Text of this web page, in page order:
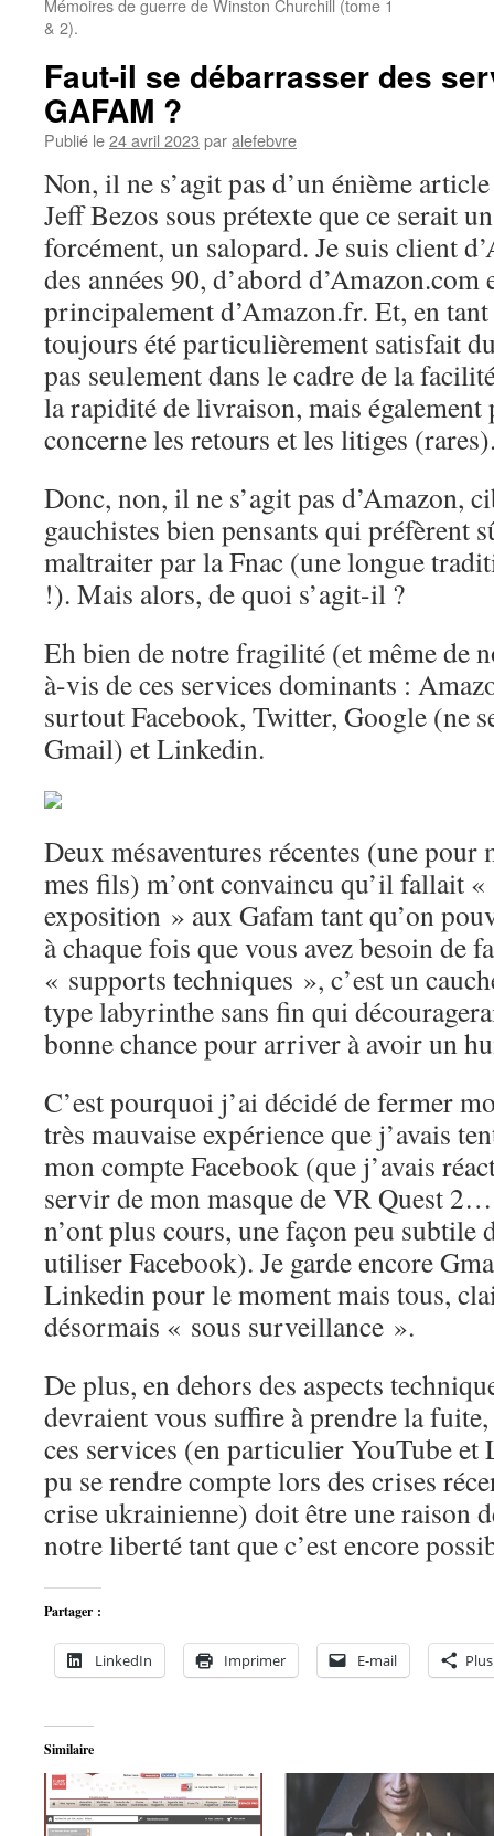
Mémoires de guerre de Winston Churchill (tome 1
& 2).
Faut-il se débarrasser des
GAFAM ?
Publié le24 avril 2023 paralefebvre
Non, il ne s’agit pas d’un énième
Jeff Bezos sous prétexte que ce serait
forcément, un salopard. Je suis client
des années 90, d’abord d’Amazon.com
principalement d’Amazon.fr. Et, en
toujours été particulièrement satisfait
pas seulement dans le cadre de la
la rapidité de livraison, mais
concerne les retours et les litiges
Donc, non, il ne s’agit pas d’Amazon,
gauchistes bien pensants qui préfèrent
maltraiter par la Fnac (une longue
!). Mais alors, de quoi s’agit-il ?
Eh bien de notre fragilité (et même de
à-vis de ces services dominants :
surtout Facebook, Twitter, Google (ne
Gmail) et Linkedin.
Deux mésaventures récentes (une pour
mes fils) m’ont convaincu qu’il fallait
exposition » aux Gafam tant qu’on
à chaque fois que vous avez besoin de
« supports techniques », c’est un
type labyrinthe sans fin qui
bonne chance pour arriver à avoir un
C’est pourquoi j’ai décidé de fermer
très mauvaise expérience que j’avais
mon compte Facebook (que j’avais
servir de mon masque de VR Quest
n’ont plus cours, une façon peu subtile
utiliser Facebook). Je garde encore
Linkedin pour le moment mais tous,
désormais « sous surveillance ».
De plus, en dehors des aspects
devraient vous suffire à prendre la fuite,
ces services (en particulier YouTube et
pu se rendre compte lors des crises
crise ukrainienne) doit être une raison
notre liberté tant que c’est encore
Partager :
LinkedIn Imprimer E-mail Plus
Similaire